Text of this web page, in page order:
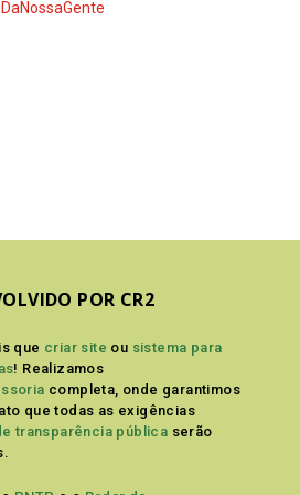
POR CR2
que criar site ou sistema para
! Realizamos
completa, onde garantimos
que todas as exigências
transparência pública serão